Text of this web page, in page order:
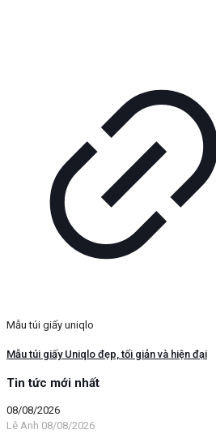
Mẫu túi giấy uniqlo
Mẫu túi giấy Uniqlo đẹp, tối giản và hiện đại
Tin tức mới nhất
08/08/2026
Lê Anh 08/08/2026